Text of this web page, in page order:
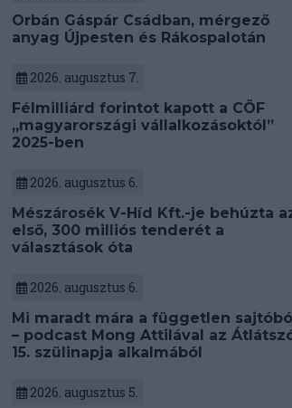
Orbán Gáspár Csádban, mérgező
anyag Újpesten és Rákospalotán
2026. augusztus 7.
Félmilliárd forintot kapott a CÖF
„magyarországi vállalkozásoktól”
2025-ben
2026. augusztus 6.
Mészárosék V-Híd Kft.-je behúzta
első, 300 milliós tenderét a
választások óta
2026. augusztus 6.
Mi maradt mára a független
– podcast Mong Attilával az
15. szülinapja alkalmából
2026. augusztus 5.